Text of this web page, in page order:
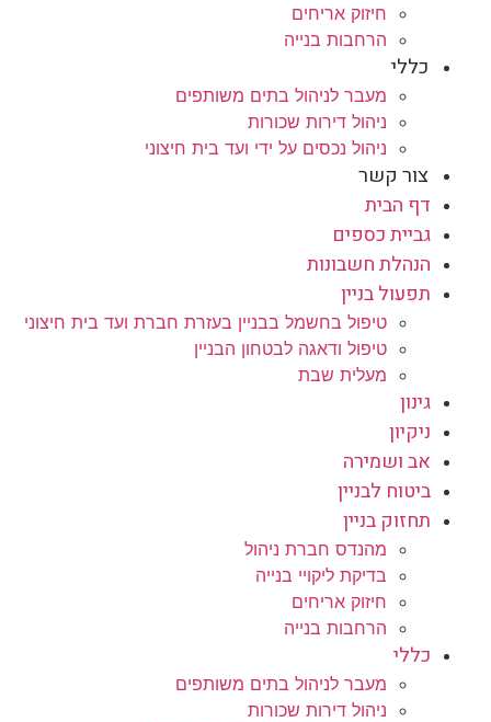
חיזוק אריחים
הרחבות בנייה
כללי
מעבר לניהול בתים משותפים
ניהול דירות שכורות
ניהול נכסים על ידי ועד בית חיצוני
צור קשר
דף הבית
גביית כספים
הנהלת חשבונות
תפעול בניין
טיפול בחשמל בבניין בעזרת חברת ועד בית חיצוני
טיפול ודאגה לבטחון הבניין
מעלית שבת
גינון
ניקיון
אב ושמירה
ביטוח לבניין
תחזוק בניין
מהנדס חברת ניהול
בדיקת ליקויי בנייה
חיזוק אריחים
הרחבות בנייה
כללי
מעבר לניהול בתים משותפים
ניהול דירות שכורות